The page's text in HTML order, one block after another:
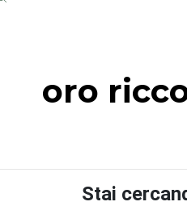
oro
Stai